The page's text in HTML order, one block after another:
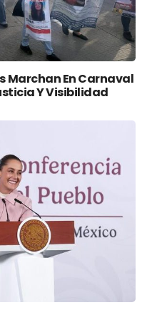
Marchan En Carnaval
Y Visibilidad